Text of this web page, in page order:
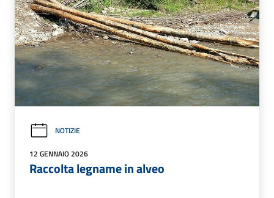
NOTIZIE
12 GENNAIO 2026
Raccolta legname in alveo